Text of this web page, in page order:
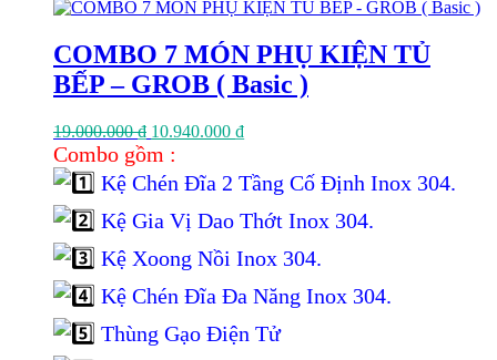
COMBO 7 MÓN PHỤ KIỆN TỦ
BẾP – GROB ( Basic )
19.000.000₫ Giá
gốc
19.000.000 ₫.
10.940.000 ₫Giá
tại
là:
10.940.000 ₫.
Combo gồm :
Kệ Chén Đĩa 2 Tầng Cố Định Inox 304.
Kệ Gia Vị Dao Thớt Inox 304.
Kệ Xoong Nồi Inox 304.
Kệ Chén Đĩa Đa Năng Inox 304.
Thùng Gạo Điện Tử